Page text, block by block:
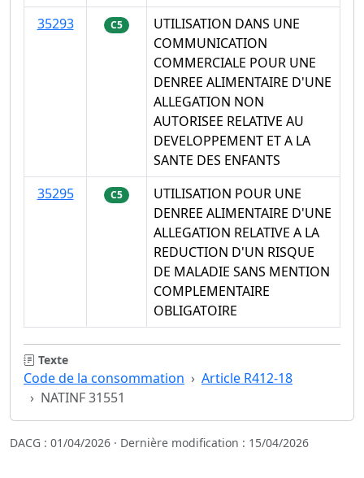
35293
C5
UTILISATION DANS UNE
COMMUNICATION
COMMERCIALE POUR UNE
DENREE ALIMENTAIRE D'UNE
ALLEGATION NON
AUTORISEE RELATIVE AU
DEVELOPPEMENT ET A LA
SANTE DES ENFANTS
35295
C5
UTILISATION POUR UNE
DENREE ALIMENTAIRE D'UNE
ALLEGATION RELATIVE A LA
REDUCTION D'UN RISQUE
DE MALADIE SANS MENTION
COMPLEMENTAIRE
OBLIGATOIRE
Texte
Code de la consommation
Article R412-18
NATINF 31551
DACG : 01/04/2026 · Dernière modification : 15/04/2026